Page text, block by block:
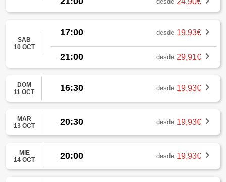
SAB
10 OCT
17:00 desde 19,93€
21:00 desde 29,91€
DOM
11 OCT
16:30 desde 19,93€
MAR
13 OCT
20:30 desde 19,93€
MIE
14 OCT
20:00 desde 19,93€